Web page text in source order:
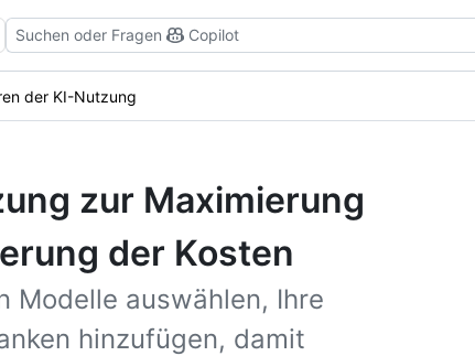
Suchen oder Fragen Copilot
der KI-Nutzung
zur Maximierung
der Kosten
Modelle auswählen, Ihre
hinzufügen, damit